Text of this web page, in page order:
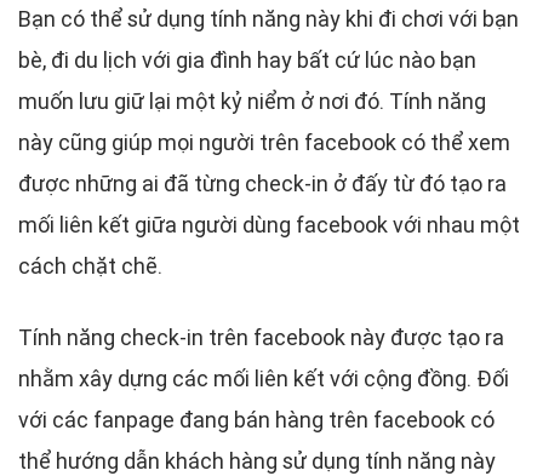
Bạn có thể sử dụng tính năng này khi đi chơi với bạn
bè, đi du lịch với gia đình hay bất cứ lúc nào bạn
muốn lưu giữ lại một kỷ niểm ở nơi đó. Tính năng
này cũng giúp mọi người trên facebook có thể xem
được những ai đã từng check-in ở đấy từ đó tạo ra
mối liên kết giữa người dùng facebook với nhau một
cách chặt chẽ.
Tính năng check-in trên facebook này được tạo ra
nhằm xây dựng các mối liên kết với cộng đồng. Đối
với các fanpage đang bán hàng trên facebook có
thể hướng dẫn khách hàng sử dụng tính năng này